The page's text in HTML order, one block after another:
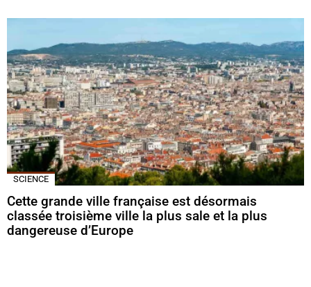
SCIENCE
Cette grande ville française est désormais
classée troisième ville la plus sale et la plus
dangereuse d’Europe